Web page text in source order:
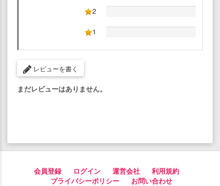
2
1
レビューを書く
まだレビューはありません。
会員登録 ログイン 運営会社
利用規約
プライバシーポリシー
お問い合わせ